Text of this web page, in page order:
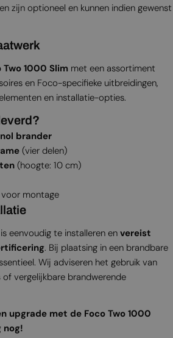
zijn optioneel en kunnen indien gewenst
Two 1000 Slimmet een assortiment
en Foco-specifieke uitbreidingen,
en installatie-opties.
brander
(vier delen)
(hoogte: 10 cm)
montage
eenvoudig te installeren en vereist
. Bij plaatsing in een brandbare
Wij adviseren het gebruik van
of vergelijkbare brandwerende
upgrade met de Foco Two 1000
nog!